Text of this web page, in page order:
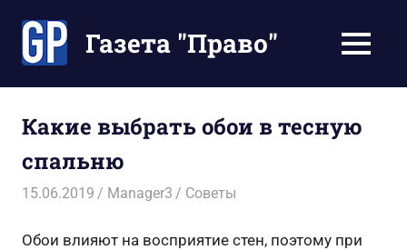
содержимомуГазета "Право"
экономят
Ваше
время
МЕНЮ
Какие выбрать обои в тесную
спальню
15.06.2019 Manager3 Советы
Обои влияют на восприятие стен, поэтому при